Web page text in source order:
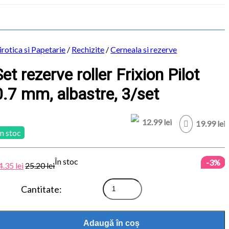
si Papetarie / Rechizite /Cerneala si rezerve
rezerve roller Frixion Pilot
mm, albastre, 3/set
stoc
19.99 lei
12.99 lei
lei25.20lei -3%
În stoc
Cantitate
Set
rezerve
roller
Frixion
Adaugă în coș